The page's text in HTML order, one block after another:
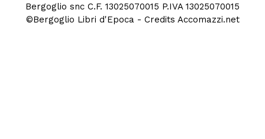
Bergoglio snc C.F. 13025070015 P.IVA 13025070015
©Bergoglio Libri d'Epoca - Credits Accomazzi.net